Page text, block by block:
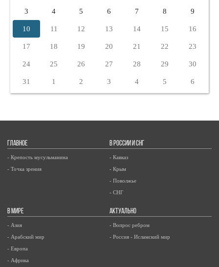
3 4 5 6 7 8 9
10 11 12 13 14 15 16
17 18 19 20 21 22 23
24 25 26 27 28 29 30
31 1 2 3 4 5 6
ГЛАВНОЕ
- Крепость мусульманина
- Точка зрения
В РОССИИ И СНГ
- Кавказ
- Крым
- Поволжье
- СНГ
В МИРЕ
- Азия
- Арабский мир
- Европа
- Африка
АКТУАЛЬНО
- Вопрос ребром
- Россия - Исламский мир